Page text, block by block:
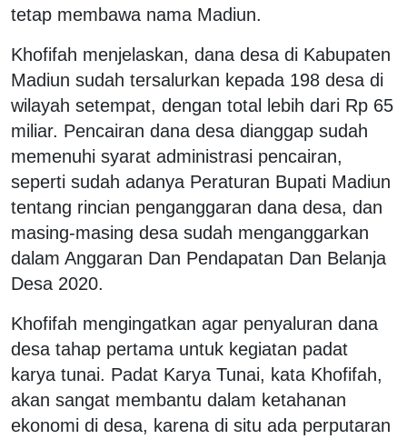
tetap membawa nama Madiun.
Khofifah menjelaskan, dana desa di Kabupaten
Madiun sudah tersalurkan kepada 198 desa di
wilayah setempat, dengan total lebih dari Rp 65
miliar. Pencairan dana desa dianggap sudah
memenuhi syarat administrasi pencairan,
seperti sudah adanya Peraturan Bupati Madiun
tentang rincian penganggaran dana desa, dan
masing-masing desa sudah menganggarkan
dalam Anggaran Dan Pendapatan Dan Belanja
Desa 2020.
Khofifah mengingatkan agar penyaluran dana
desa tahap pertama untuk kegiatan padat
karya tunai. Padat Karya Tunai, kata Khofifah,
akan sangat membantu dalam ketahanan
ekonomi di desa, karena di situ ada perputaran